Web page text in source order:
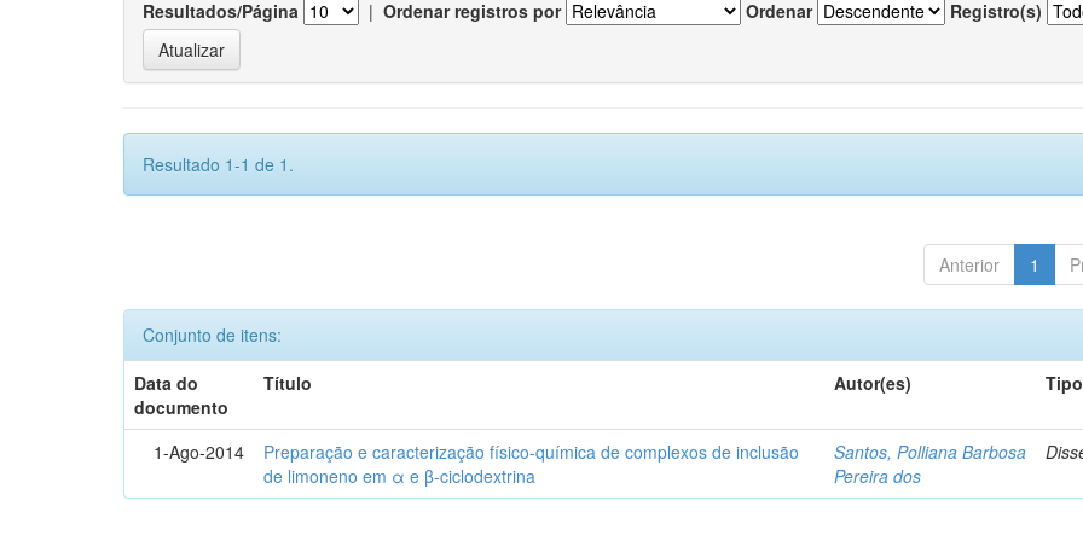
Resultados/Página | Ordenar registros por Ordenar Registro(s)
Resultado 1-1 de 1.
Anterior 1
Conjunto de itens:
Data do
documento
Título Autor(es) Tipo
1-Ago-2014
Preparação e caracterização físico-química de complexos de inclusão
de limoneno em α e β-ciclodextrina
Santos, Polliana Barbosa
Pereira dos